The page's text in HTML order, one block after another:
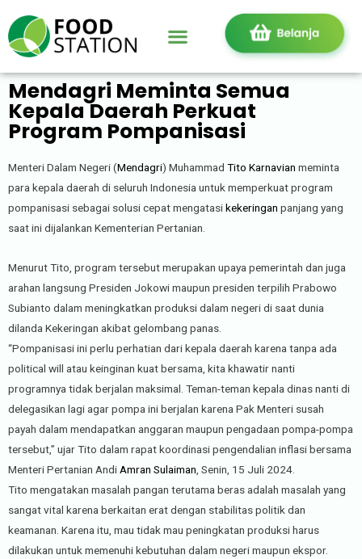
Mendagri Meminta Semua
Kepala Daerah Perkuat
Program Pompanisasi
Menteri Dalam Negeri (Mendagri) Muhammad Tito Karnavian meminta
para kepala daerah di seluruh Indonesia untuk memperkuat program
pompanisasi sebagai solusi cepat mengatasikekeringan panjang yang
saat ini dijalankan Kementerian Pertanian.
Menurut Tito, program tersebut merupakan upaya pemerintah dan juga
arahan langsung Presiden Jokowi maupun presiden terpilih Prabowo
Subianto dalam meningkatkan produksi dalam negeri di saat dunia
dilanda Kekeringan akibat gelombang panas.
“Pompanisasi ini perlu perhatian dari kepala daerah karena tanpa ada
political will atau keinginan kuat bersama, kita khawatir nanti
programnya tidak berjalan maksimal. Teman-teman kepala dinas nanti di
delegasikan lagi agar pompa ini berjalan karena Pak Menteri susah
payah dalam mendapatkan anggaran maupun pengadaan pompa-pompa
tersebut,” ujar Tito dalam rapat koordinasi pengendalian inflasi bersama
Menteri Pertanian Andi Amran Sulaiman , Senin, 15 Juli 2024.
Tito mengatakan masalah pangan terutama beras adalah masalah yang
sangat vital karena berkaitan erat dengan stabilitas politik dan
keamanan. Karena itu, mau tidak mau peningkatan produksi harus
dilakukan untuk memenuhi kebutuhan dalam negeri maupun ekspor.